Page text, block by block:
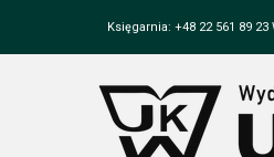
Księgarnia: +48 22 561 89